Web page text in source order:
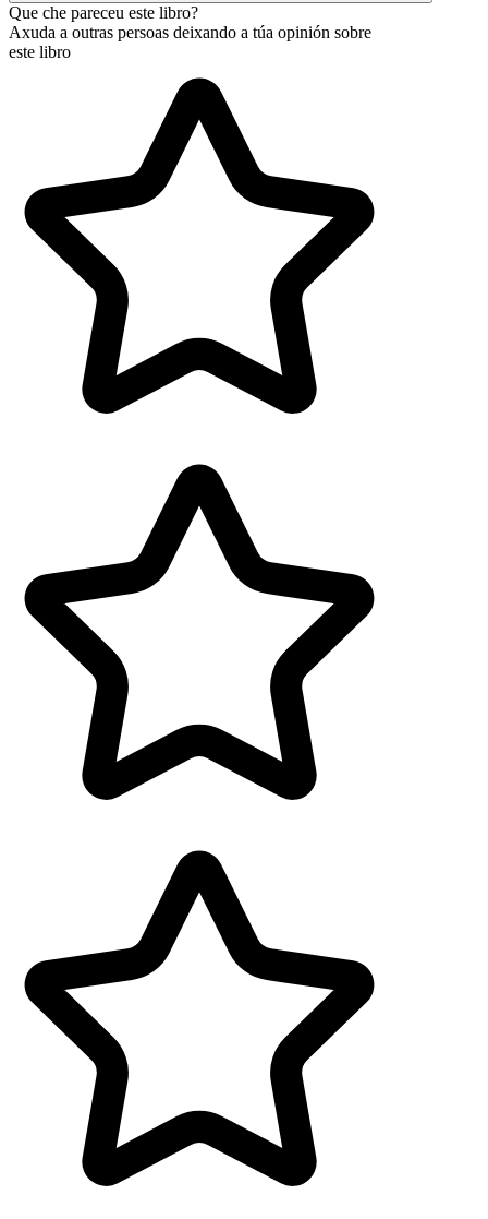
Que che pareceu este libro?
Axuda a outras persoas deixando a túa opinión sobre
este libro